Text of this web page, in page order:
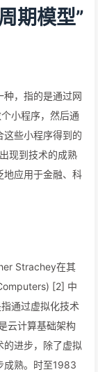
期模型”
，指的是通过网
小程序，然后通
这些小程序得到的
现到技术的成熟
地应用于金融、科
Strachey在其
[2] 中
通过虚拟化技术
云计算基础架构
的进步，除了虚拟
成熟。时至1983